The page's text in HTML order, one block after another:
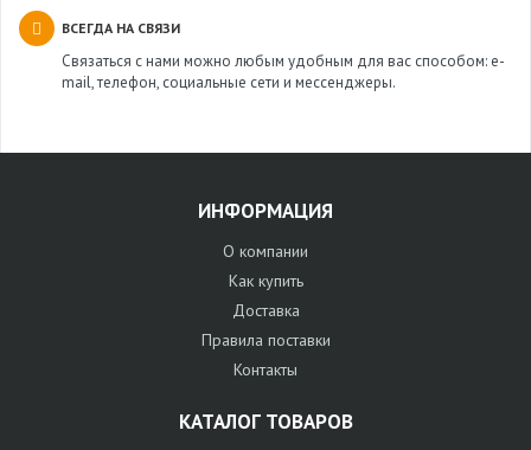
ВСЕГДА НА СВЯЗИ
Связаться с нами можно любым удобным для вас способом: e-
mail, телефон, социальные сети и мессенджеры.
ИНФОРМАЦИЯ
О компании
Как купить
Доставка
Правила поставки
Контакты
КАТАЛОГ ТОВАРОВ